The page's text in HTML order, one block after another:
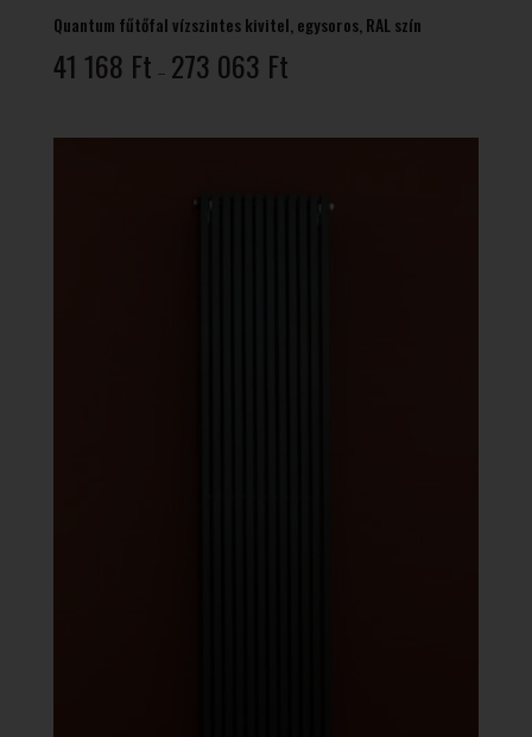
Quantum fűtőfal vízszintes kivitel, egysoros, RAL szín
41 168 Ft – 273 063 Ft41
-